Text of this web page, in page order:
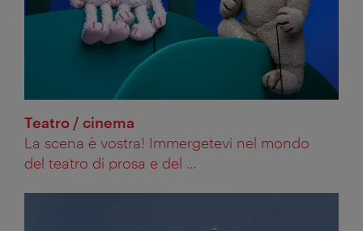
Teatro / cinema
La scena è vostra! Immergetevi nel mondo
del teatro di prosa e del ...